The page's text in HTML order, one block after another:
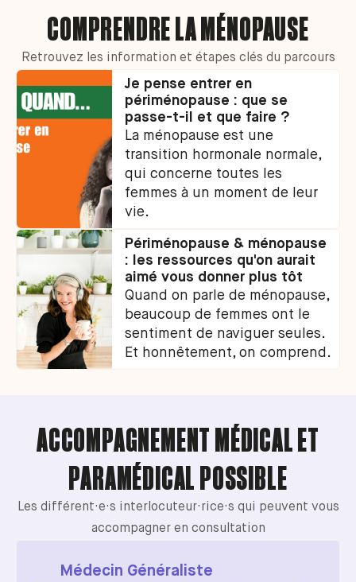
COMPRENDRE LA MÉNOPAUSE
Retrouvez les information et étapes clés du parcours
Je pense entrer en
périménopause : que se
passe-t-il et que faire ?
La ménopause est une
transition hormonale normale,
qui concerne toutes les
femmes à un moment de leur
vie.
Périménopause & ménopause
: les ressources qu'on aurait
aimé vous donner plus tôt
Quand on parle de ménopause,
beaucoup de femmes ont le
sentiment de naviguer seules.
Et honnêtement, on comprend.
ACCOMPAGNEMENT MÉDICAL ET
PARAMÉDICAL POSSIBLE
Les différent·e·s interlocuteur·rice·s qui peuvent vous
accompagner en consultation
Médecin Généraliste